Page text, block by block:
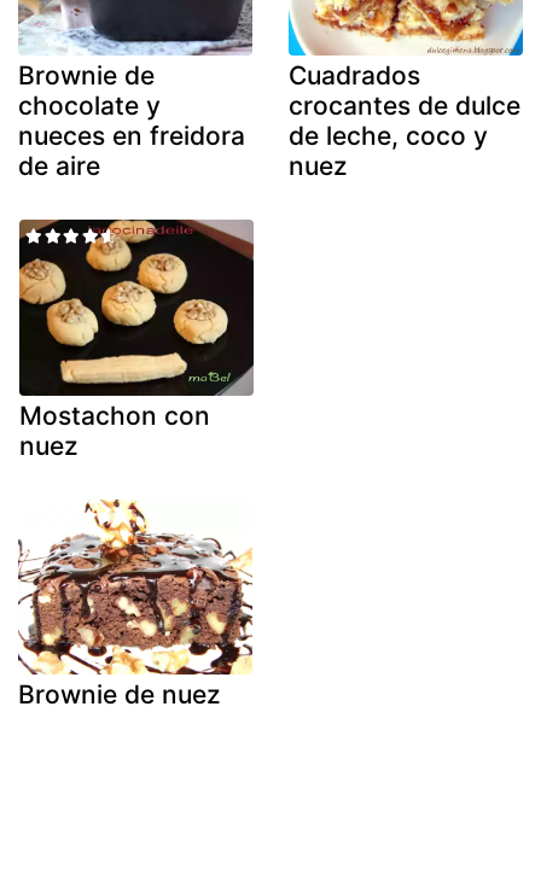
Brownie de
chocolate y
nueces en freidora
de aire
Cuadrados
crocantes de dulce
de leche, coco y
nuez
Mostachon con
nuez
Brownie de nuez